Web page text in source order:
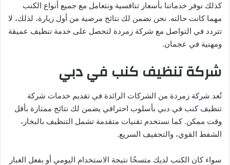
كذلك نوفر خدماتنا بأسعار تنافسية ونتعامل مع جميع أنواع الكنب
مهما كانت حالته. نحن نضمن لك نتائج مرضية من أول زيارة، لذلك، لا
تتردد في التواصل مع شركة زمردة لتحصل على خدمة تنظيف عميقة
ومهنية في عجمان.
شركة تنظيف كنب في دبي
تُعد شركة زمردة من الشركات الرائدة في تقديم خدمات شركة
تنظيف كنب في دبي بأسلوب احترافي يضمن لك نتائج ممتازة بأقل
وقت ممكن. كما نستخدم تقنيات متقدمة تشمل التنظيف بالبخار،
الشفط القوي، والتجفيف السريع.
سواء كان الكنب لديك متسخًا نتيجة الاستخدام اليومي أو بفعل الغبار